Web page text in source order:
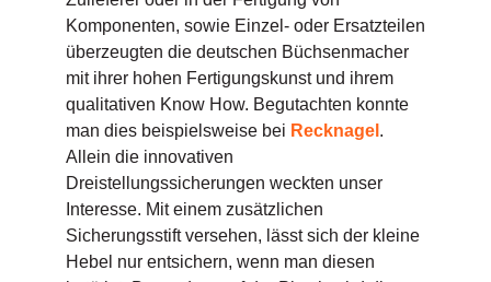
Komponenten, sowie Einzel- oder Ersatzteilen
überzeugten die deutschen Büchsenmacher
mit ihrer hohen Fertigungskunst und ihrem
qualitativen Know How. Begutachten konnte
man dies beispielsweise bei Recknagel .
Allein die innovativen
Dreistellungssicherungen weckten unser
Interesse. Mit einem zusätzlichen
Sicherungsstift versehen, lässt sich der kleine
Hebel nur entsichern, wenn man diesen